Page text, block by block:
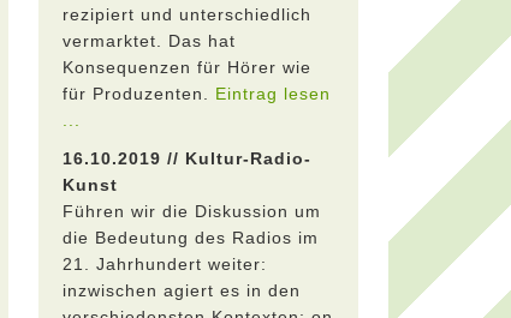
rezipiert und unterschiedlich
vermarktet. Das hat
Konsequenzen für Hörer wie
für Produzenten. Eintrag lesen
16.10.2019 // Kultur-Radio-
Kunst
Führen wir die Diskussion um
die Bedeutung des Radios im
21. Jahrhundert weiter:
inzwischen agiert es in den